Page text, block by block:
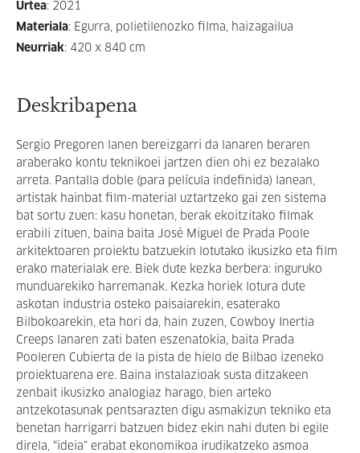
Urtea: 2021
Materiala: Egurra, polietilenozko filma, haizagailua
Neurriak: 420 x 840 cm
Deskribapena
Sergio Pregoren lanen bereizgarri da lanaren beraren
araberako kontu teknikoei jartzen dien ohi ez bezalako
arreta. Pantalla doble (para película indefinida) lanean,
artistak hainbat film-material uztartzeko gai zen sistema
bat sortu zuen: kasu honetan, berak ekoitzitako filmak
erabili zituen, baina baita José Miguel de Prada Poole
arkitektoaren proiektu batzuekin lotutako ikusizko eta film
erako materialak ere. Biek dute kezka berbera: inguruko
munduarekiko harremanak. Kezka horiek lotura dute
askotan industria osteko paisaiarekin, esaterako
Bilbokoarekin, eta hori da, hain zuzen, Cowboy Inertia
Creeps lanaren zati baten eszenatokia, baita Prada
Pooleren Cubierta de la pista de hielo de Bilbao izeneko
proiektuarena ere. Baina instalazioak susta ditzakeen
zenbait ikusizko analogiaz harago, bien arteko
antzekotasunak pentsarazten digu asmakizun tekniko eta
benetan harrigarri batzuen bidez ekin nahi duten bi egile
direla, “ideia” erabat ekonomikoa irudikatzeko asmoa